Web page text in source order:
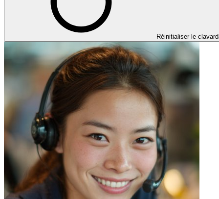
Réinitialiser le